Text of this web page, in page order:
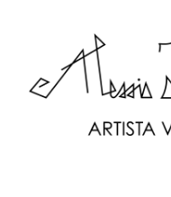
contenido